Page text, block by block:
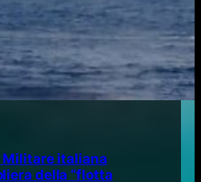
Militare italiana
della “flotta